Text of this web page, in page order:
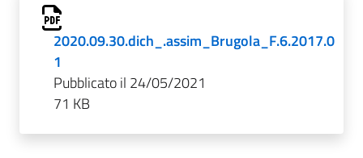
2020.09.30.dich_.assim_Brugola_F.6.2017.0
1
Pubblicato il 24/05/2021
71 KB